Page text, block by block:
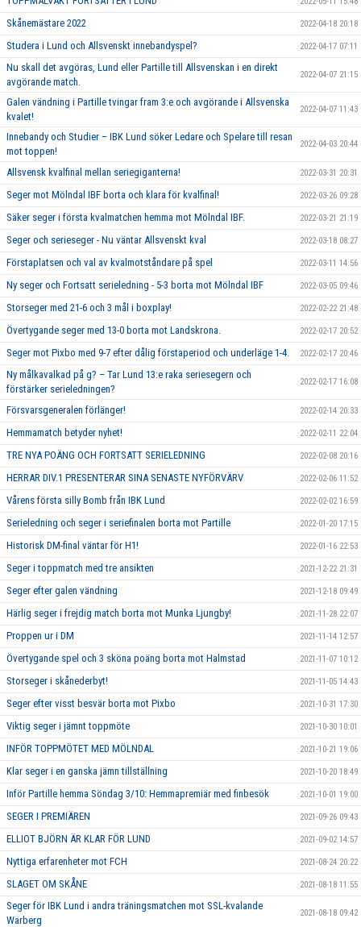
Skånemästare 2022 2022-04-18 20:18
Studera i Lund och Allsvenskt innebandyspel? 2022-04-17 07:11
Nu skall det avgöras, Lund eller Partille till Allsvenskan i en direkt
avgörande match.
2022-04-07 21:15
Galen vändning i Partille tvingar fram 3:e och avgörande i Allsvenska
kvalet!
2022-04-07 11:43
Innebandy och Studier – IBK Lund söker Ledare och Spelare till resan
mot toppen!
2022-04-03 20:44
Allsvensk kvalfinal mellan seriegiganterna! 2022-03-31 20:31
Seger mot Mölndal IBF borta och klara för kvalfinal! 2022-03-26 09:28
Säker seger i första kvalmatchen hemma mot Mölndal IBF. 2022-03-21 21:19
Seger och serieseger - Nu väntar Allsvenskt kval 2022-03-18 08:27
Förstaplatsen och val av kvalmotståndare på spel 2022-03-11 14:56
Ny seger och Fortsatt serieledning - 5-3 borta mot Mölndal IBF 2022-03-05 09:46
Storseger med 21-6 och 3 mål i boxplay! 2022-02-22 21:48
Övertygande seger med 13-0 borta mot Landskrona. 2022-02-17 20:52
Seger mot Pixbo med 9-7 efter dålig förstaperiod och underläge 1-4. 2022-02-17 20:46
Ny målkavalkad på g? – Tar Lund 13:e raka seriesegern och
förstärker serieledningen?
2022-02-17 16:08
Försvarsgeneralen förlänger! 2022-02-14 20:33
Hemmamatch betyder nyhet! 2022-02-11 22:04
TRE NYA POÄNG OCH FORTSATT SERIELEDNING 2022-02-08 20:16
HERRAR DIV.1 PRESENTERAR SINA SENASTE NYFÖRVÄRV 2022-02-06 11:52
Vårens första silly Bomb från IBK Lund 2022-02-02 16:59
Serieledning och seger i seriefinalen borta mot Partille 2022-01-20 17:15
Historisk DM-final väntar för H1! 2022-01-16 22:53
Seger i toppmatch med tre ansikten 2021-12-22 21:31
Seger efter galen vändning 2021-12-18 09:49
Härlig seger i frejdig match borta mot Munka Ljungby! 2021-11-28 22:07
Proppen ur i DM 2021-11-14 12:57
Övertygande spel och 3 sköna poäng borta mot Halmstad 2021-11-07 10:12
Storseger i skånederbyt! 2021-11-05 14:43
Seger efter visst besvär borta mot Pixbo 2021-10-31 17:30
Viktig seger i jämnt toppmöte 2021-10-30 10:01
INFÖR TOPPMÖTET MED MÖLNDAL 2021-10-21 19:06
Klar seger i en ganska jämn tillställning 2021-10-20 18:49
Inför Partille hemma Söndag 3/10: Hemmapremiär med finbesök 2021-10-01 19:00
SEGER I PREMIÄREN 2021-09-26 09:43
ELLIOT BJÖRN ÄR KLAR FÖR LUND 2021-09-02 14:57
Nyttiga erfarenheter mot FCH 2021-08-24 20:22
SLAGET OM SKÅNE 2021-08-18 11:55
Seger för IBK Lund i andra träningsmatchen mot SSL-kvalande
Warberg
2021-08-18 09:42